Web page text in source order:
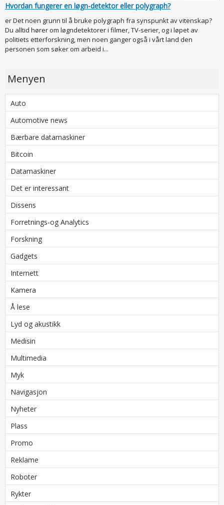
Hvordan fungerer en løgn-detektor eller polygraph?
er Det noen grunn til å bruke polygraph fra synspunkt av vitenskap?
Du alltid hører om løgndetektorer i filmer, TV-serier, og i løpet av
politiets etterforskning, men noen ganger også i vårt land den
personen som søker om arbeid i...
Menyen
Auto
Automotive news
Bærbare datamaskiner
Bitcoin
Datamaskiner
Det er interessant
Dissens
Forretnings-og Analytics
Forskning
Gadgets
Internett
Kamera
Å lese
Lyd og akustikk
Medisin
Multimedia
Myk
Navigasjon
Nyheter
Plass
Promo
Reklame
Roboter
Rykter